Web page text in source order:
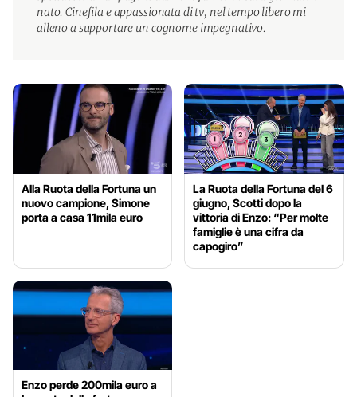
nato. Cinefila e appassionata di tv, nel tempo libero mi
alleno a supportare un cognome impegnativo.
Alla Ruota della Fortuna un
nuovo campione, Simone
porta a casa 11mila euro
La Ruota della Fortuna del 6
giugno, Scotti dopo la
vittoria di Enzo: “Per molte
famiglie è una cifra da
capogiro”
Enzo perde 200mila euro a